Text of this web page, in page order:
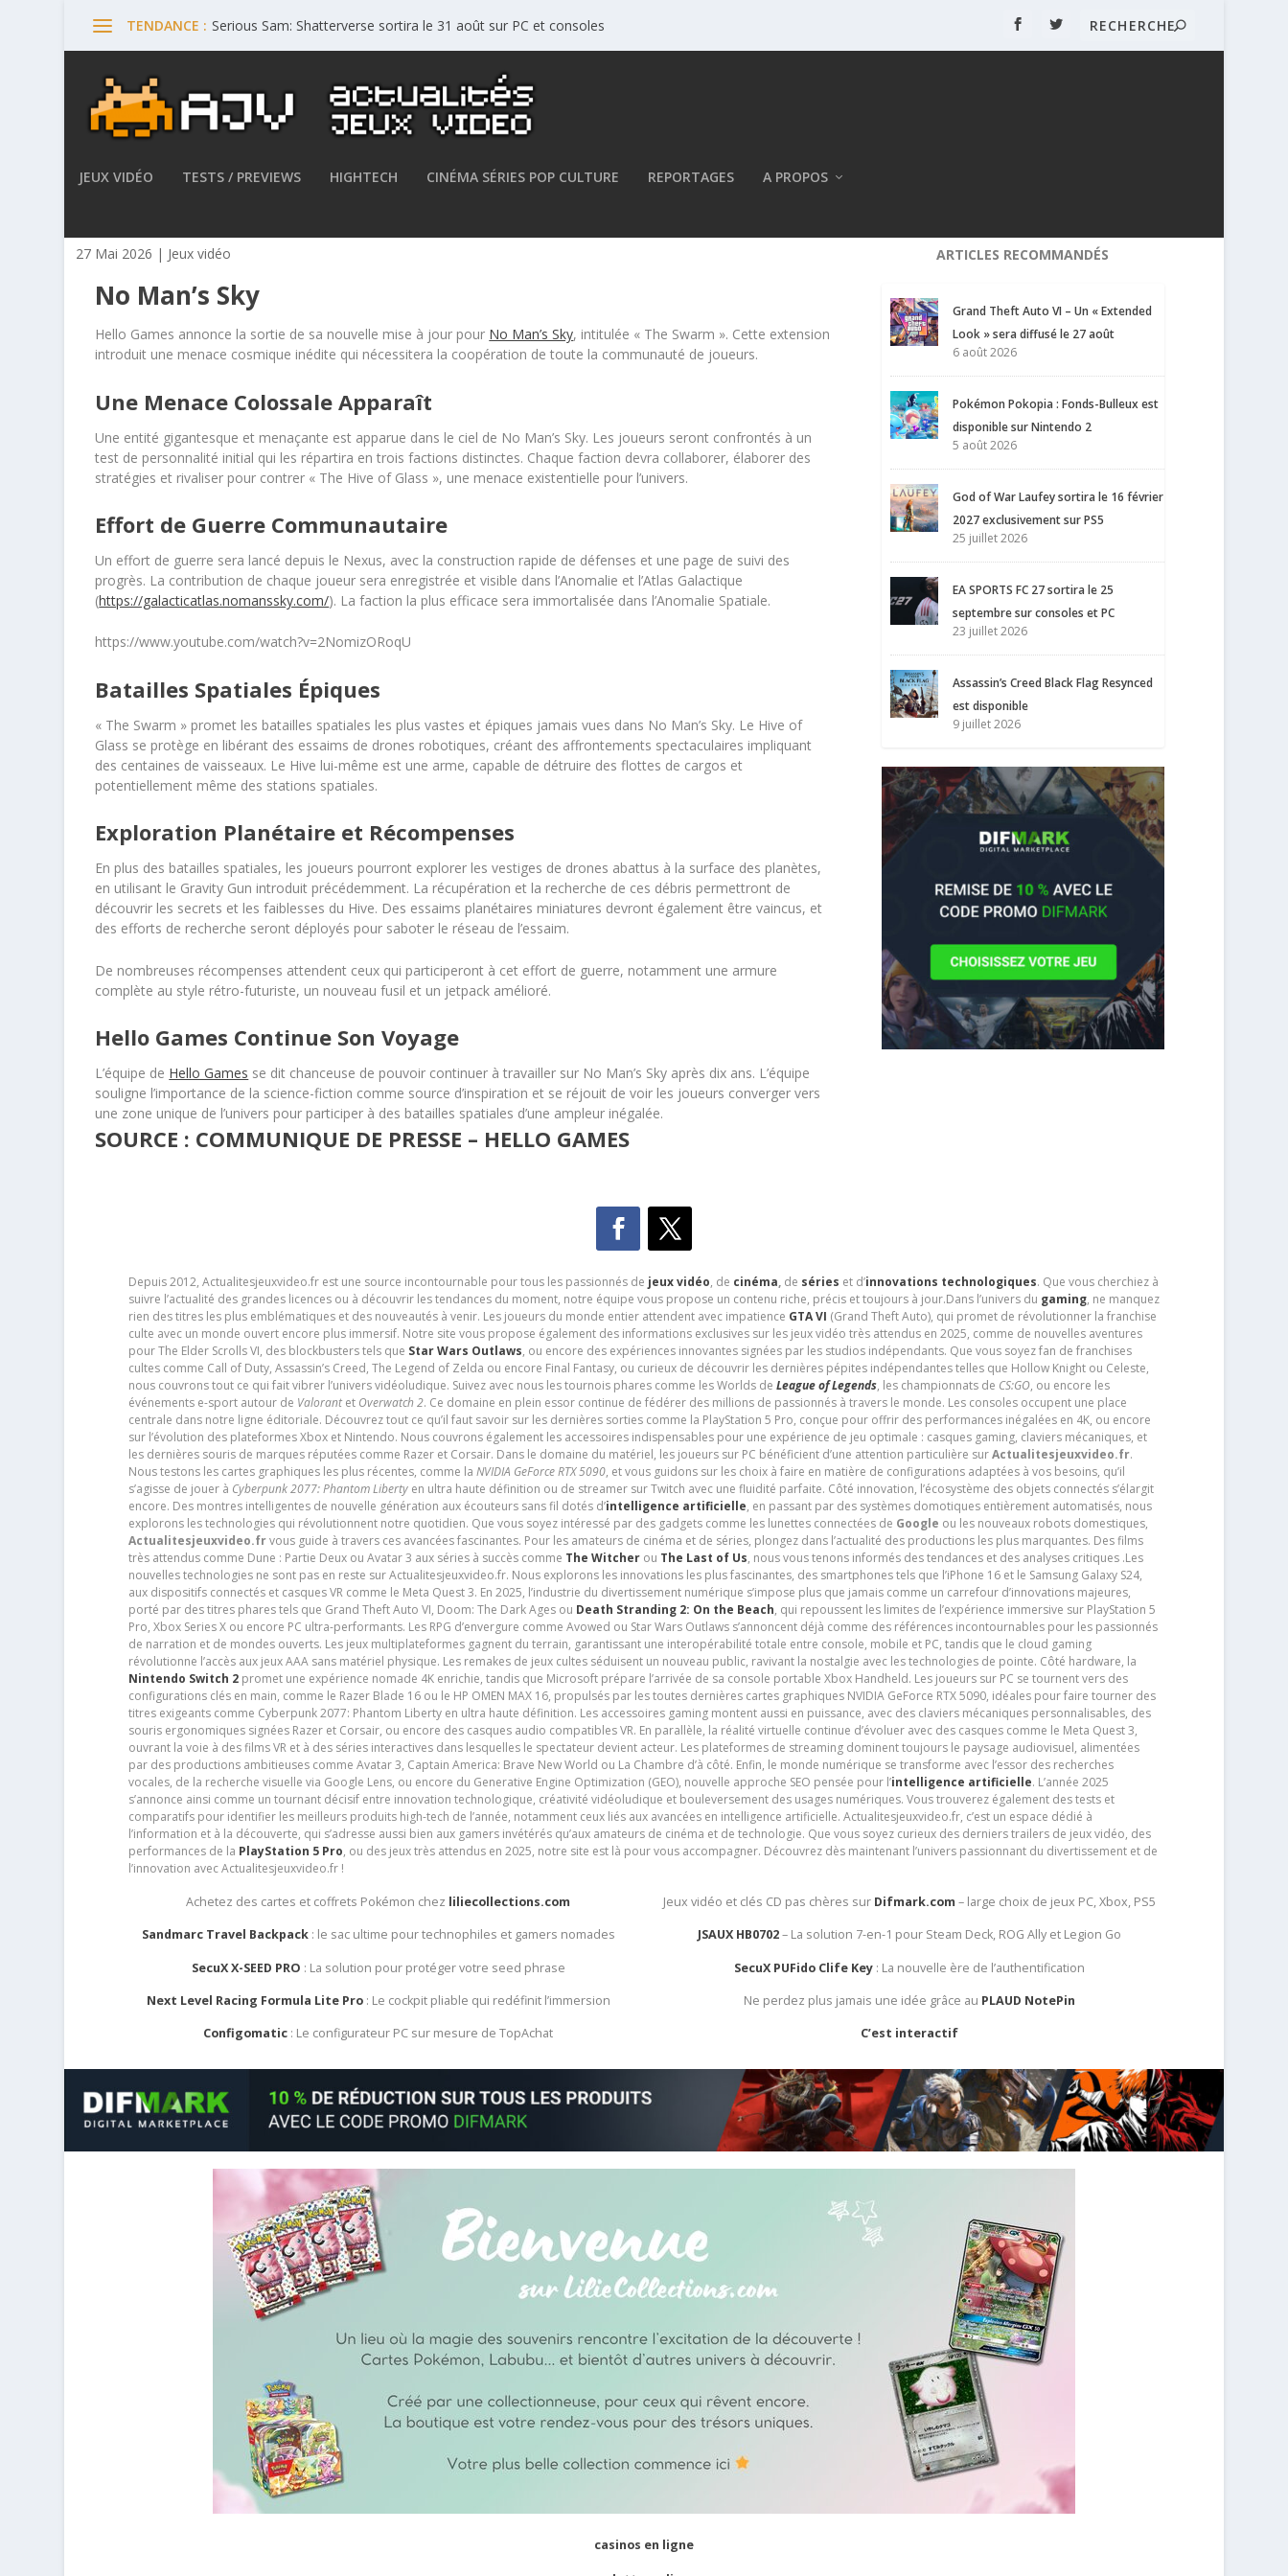
TENDANCE : Serious Sam: Shatterverse sortira le 31 août sur PC et consoles
JEUX VIDÉO TESTS / PREVIEWS HIGHTECH CINÉMA SÉRIES POP CULTURE REPORTAGES A PROPOS
27 Mai 2026 | Jeux vidéo
No Man’s Sky
Hello Games annonce la sortie de sa nouvelle mise à jour pour No Man’s Sky, intitulée « The Swarm ». Cette extension
introduit une menace cosmique inédite qui nécessitera la coopération de toute la communauté de joueurs.
Une Menace Colossale Apparaît
Une entité gigantesque et menaçante est apparue dans le ciel de No Man’s Sky. Les joueurs seront confrontés à un
test de personnalité initial qui les répartira en trois factions distinctes. Chaque faction devra collaborer, élaborer des
stratégies et rivaliser pour contrer « The Hive of Glass », une menace existentielle pour l’univers.
Effort de Guerre Communautaire
Un effort de guerre sera lancé depuis le Nexus, avec la construction rapide de défenses et une page de suivi des
progrès. La contribution de chaque joueur sera enregistrée et visible dans l’Anomalie et l’Atlas Galactique
(https://galacticatlas.nomanssky.com/). La faction la plus efficace sera immortalisée dans l’Anomalie Spatiale.
https://www.youtube.com/watch?v=2NomizORoqU
Batailles Spatiales Épiques
« The Swarm » promet les batailles spatiales les plus vastes et épiques jamais vues dans No Man’s Sky. Le Hive of
Glass se protège en libérant des essaims de drones robotiques, créant des affrontements spectaculaires impliquant
des centaines de vaisseaux. Le Hive lui-même est une arme, capable de détruire des flottes de cargos et
potentiellement même des stations spatiales.
Exploration Planétaire et Récompenses
En plus des batailles spatiales, les joueurs pourront explorer les vestiges de drones abattus à la surface des planètes,
en utilisant le Gravity Gun introduit précédemment. La récupération et la recherche de ces débris permettront de
découvrir les secrets et les faiblesses du Hive. Des essaims planétaires miniatures devront également être vaincus, et
des efforts de recherche seront déployés pour saboter le réseau de l’essaim.
De nombreuses récompenses attendent ceux qui participeront à cet effort de guerre, notamment une armure
complète au style rétro-futuriste, un nouveau fusil et un jetpack amélioré.
Hello Games Continue Son Voyage
L’équipe de Hello Games se dit chanceuse de pouvoir continuer à travailler sur No Man’s Sky après dix ans. L’équipe
souligne l’importance de la science-fiction comme source d’inspiration et se réjouit de voir les joueurs converger vers
une zone unique de l’univers pour participer à des batailles spatiales d’une ampleur inégalée.
SOURCE : COMMUNIQUE DE PRESSE – HELLO GAMES
ARTICLES RECOMMANDÉS
Grand Theft Auto VI – Un « Extended
Look » sera diffusé le 27 août
6 août 2026
Pokémon Pokopia : Fonds-Bulleux est
disponible sur Nintendo 2
5 août 2026
God of War Laufey sortira le 16 février
2027 exclusivement sur PS5
25 juillet 2026
EA SPORTS FC 27 sortira le 25
septembre sur consoles et PC
23 juillet 2026
Assassin’s Creed Black Flag Resynced
est disponible
9 juillet 2026
Depuis 2012, Actualitesjeuxvideo.fr est une source incontournable pour tous les passionnés de jeux vidéo, de cinéma,de séries et d’innovations technologiques. Que vous cherchiez à
suivre l’actualité des grandes licences ou à découvrir les tendances du moment, notre équipe vous propose un contenu riche, précis et toujours à jour.Dans l’univers du gaming, ne manquez
rien des titres les plus emblématiques et des nouveautés à venir. Les joueurs du monde entier attendent avec impatience GTA VI (Grand Theft Auto), qui promet de révolutionner la franchise
culte avec un monde ouvert encore plus immersif. Notre site vous propose également des informations exclusives sur les jeux vidéo très attendus en 2025, comme de nouvelles aventures
pour The Elder Scrolls VI, des blockbusters tels que Star Wars Outlaws, ou encore des expériences innovantes signées par les studios indépendants. Que vous soyez fan de franchises
cultes comme Call of Duty, Assassin’s Creed, The Legend of Zelda ou encore Final Fantasy, ou curieux de découvrir les dernières pépites indépendantes telles que Hollow Knight ou Celeste,
nous couvrons tout ce qui fait vibrer l’univers vidéoludique. Suivez avec nous les tournois phares comme les Worlds de League of Legends, les championnats de CS:GO, ou encore les
événements e-sport autour de Valorantet Overwatch 2. Ce domaine en plein essor continue de fédérer des millions de passionnés à travers le monde. Les consoles occupent une place
centrale dans notre ligne éditoriale. Découvrez tout ce qu’il faut savoir sur les dernières sorties comme la PlayStation 5 Pro, conçue pour offrir des performances inégalées en 4K, ou encore
sur l’évolution des plateformes Xbox et Nintendo. Nous couvrons également les accessoires indispensables pour une expérience de jeu optimale : casques gaming, claviers mécaniques, et
les dernières souris de marques réputées comme Razer et Corsair. Dans le domaine du matériel, les joueurs sur PC bénéficient d’une attention particulière surActualitesjeuxvideo.fr.
Nous testons les cartes graphiques les plus récentes, comme la NVIDIA GeForce RTX 5090, et vous guidons sur les choix à faire en matière de configurations adaptées à vos besoins, qu’il
s’agisse de jouer à Cyberpunk 2077: Phantom Libertyen ultra haute définition ou de streamer sur Twitch avec une fluidité parfaite. Côté innovation, l’écosystème des objets connectés s’élargit
encore. Des montres intelligentes de nouvelle génération aux écouteurs sans fil dotés d’intelligence artificielle, en passant par des systèmes domotiques entièrement automatisés, nous
explorons les technologies qui révolutionnent notre quotidien. Que vous soyez intéressé par des gadgets comme les lunettes connectées de Google ou les nouveaux robots domestiques,
Actualitesjeuxvideo.frvous guide à travers ces avancées fascinantes. Pour les amateurs de cinéma et de séries, plongez dans l’actualité des productions les plus marquantes. Des films
très attendus comme Dune : Partie Deux ou Avatar 3 aux séries à succès comme The Witcherou The Last of Us, nous vous tenons informés des tendances et des analyses critiques .Les
nouvelles technologies ne sont pas en reste sur Actualitesjeuxvideo.fr. Nous explorons les innovations les plus fascinantes, des smartphones tels que l’iPhone 16 et le Samsung Galaxy S24,
aux dispositifs connectés et casques VR comme le Meta Quest 3. En 2025, l’industrie du divertissement numérique s’impose plus que jamais comme un carrefour d’innovations majeures,
porté par des titres phares tels que Grand Theft Auto VI, Doom: The Dark Ages ou Death Stranding 2: On the Beach, qui repoussent les limites de l’expérience immersive sur PlayStation 5
Pro, Xbox Series X ou encore PC ultra-performants. Les RPG d’envergure comme Avowed ou Star Wars Outlaws s’annoncent déjà comme des références incontournables pour les passionnés
de narration et de mondes ouverts. Les jeux multiplateformes gagnent du terrain, garantissant une interopérabilité totale entre console, mobile et PC, tandis que le cloud gaming
révolutionne l’accès aux jeux AAA sans matériel physique. Les remakes de jeux cultes séduisent un nouveau public, ravivant la nostalgie avec les technologies de pointe. Côté hardware, la
Nintendo Switch 2promet une expérience nomade 4K enrichie, tandis que Microsoft prépare l’arrivée de sa console portable Xbox Handheld. Les joueurs sur PC se tournent vers des
configurations clés en main, comme le Razer Blade 16 ou le HP OMEN MAX 16, propulsés par les toutes dernières cartes graphiques NVIDIA GeForce RTX 5090, idéales pour faire tourner des
titres exigeants comme Cyberpunk 2077: Phantom Liberty en ultra haute définition. Les accessoires gaming montent aussi en puissance, avec des claviers mécaniques personnalisables, des
souris ergonomiques signées Razer et Corsair, ou encore des casques audio compatibles VR. En parallèle, la réalité virtuelle continue d’évoluer avec des casques comme le Meta Quest 3,
ouvrant la voie à des films VR et à des séries interactives dans lesquelles le spectateur devient acteur. Les plateformes de streaming dominent toujours le paysage audiovisuel, alimentées
par des productions ambitieuses comme Avatar 3, Captain America: Brave New World ou La Chambre d’à côté. Enfin, le monde numérique se transforme avec l’essor des recherches
vocales, de la recherche visuelle via Google Lens, ou encore du Generative Engine Optimization (GEO), nouvelle approche SEO pensée pour l’intelligence artificielle. L’année 2025
s’annonce ainsi comme un tournant décisif entre innovation technologique, créativité vidéoludique et bouleversement des usages numériques. Vous trouverez également des tests et
comparatifs pour identifier les meilleurs produits high-tech de l’année, notamment ceux liés aux avancées en intelligence artificielle. Actualitesjeuxvideo.fr, c’est un espace dédié à
l’information et à la découverte, qui s’adresse aussi bien aux gamers invétérés qu’aux amateurs de cinéma et de technologie. Que vous soyez curieux des derniers trailers de jeux vidéo, des
performances de la PlayStation 5 Pro, ou des jeux très attendus en 2025, notre site est là pour vous accompagner. Découvrez dès maintenant l’univers passionnant du divertissement et de
l’innovation avec Actualitesjeuxvideo.fr !
Achetez des cartes et coffrets Pokémon chez liliecollections.com
Sandmarc Travel Backpack: le sac ultime pour technophiles et gamers nomades
SecuX X-SEED PRO : La solution pour protéger votre seed phrase
Next Level Racing Formula Lite Pro: Le cockpit pliable qui redéfinit l’immersion
Configomatic : Le configurateur PC sur mesure de TopAchat
Jeux vidéo et clés CD pas chères sur Difmark.com – large choix de jeux PC, Xbox, PS5
JSAUX HB0702– La solution 7-en-1 pour Steam Deck, ROG Ally et Legion Go
SecuX PUFido Clife Key : La nouvelle ère de l’authentification
Ne perdez plus jamais une idée grâce au PLAUD NotePin
C’est interactif
casinos en ligne